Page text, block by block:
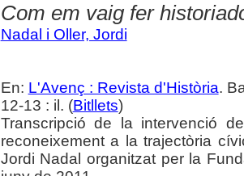
Com em vaig fer
Nadal i Oller, Jordi
En: L'Avenç : Revista d'Història.
12-13 : il. (Bitllets)
Transcripció de la intervenció
reconeixement a la trajectòria
Jordi Nadal organitzat per la